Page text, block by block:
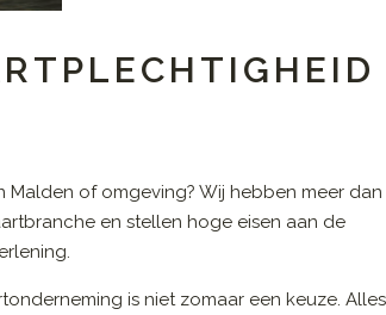
Malden of omgeving? Wij hebben meer dan
en stellen hoge eisen aan de
is niet zomaar een keuze. Alles